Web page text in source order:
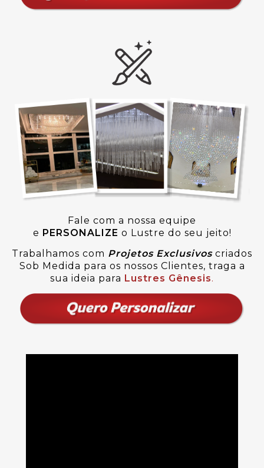
Fale com a nossa equipe
e PERSONALIZE o Lustre do seu jeito!
Trabalhamos com Projetos Exclusivoscriados
Sob Medida para os nossos Clientes, traga a
sua ideia para Lustres Gênesis.